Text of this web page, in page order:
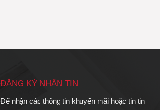
ĐĂNG KÝ NHẬN TIN
Để nhận các thông tin khuyến mãi hoặc tin tin